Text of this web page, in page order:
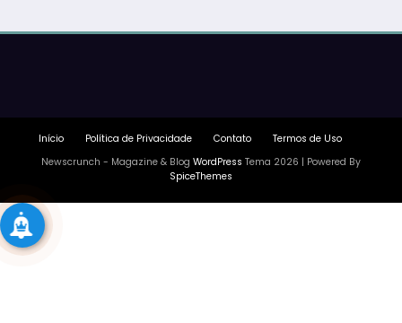
Início Política de Privacidade Contato
Termos de Uso
Newscrunch - Magazine & Blog WordPress Tema 2026 | Powered By
SpiceThemes